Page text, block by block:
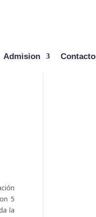
Admision Contacto
5
la